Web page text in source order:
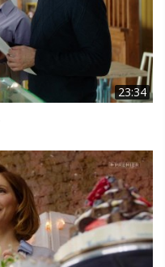
23:34